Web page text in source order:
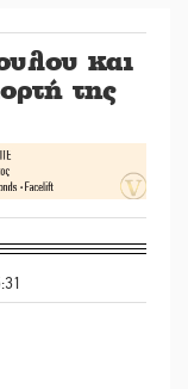
και
της